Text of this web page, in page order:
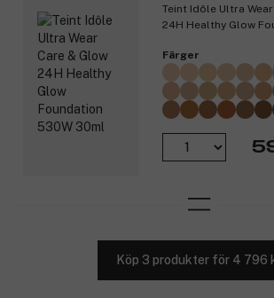
Teint Idôle Ultra
24H Healthy Glow
Färger
Köp 3 produkter för 4 796